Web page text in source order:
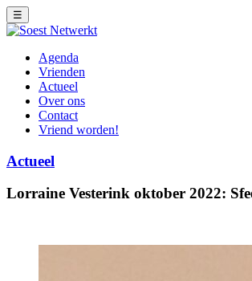
☰
Agenda
Vrienden
Actueel
Over ons
Contact
Vriend worden!
Actueel
Lorraine Vesterink oktober 2022: